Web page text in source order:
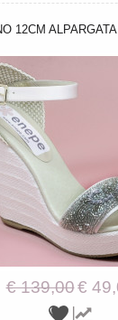
12CM
€ 139,00€